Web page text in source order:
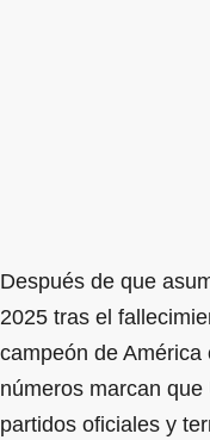
Después de que
2025 tras el
campeón de
números marcan
partidos oficiales y